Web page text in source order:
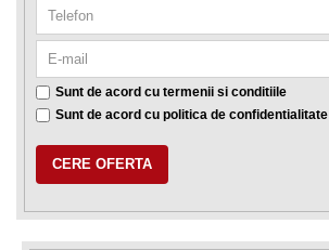
Sunt de acord cu termenii si conditiile
Sunt de acord cu politica de confidentialitate
CERE OFERTA